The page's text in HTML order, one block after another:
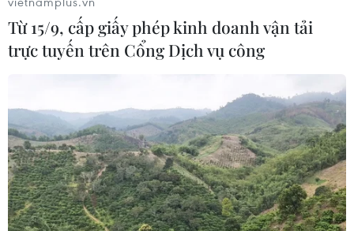
Từ 15/9, cấp giấy phép kinh doanh vận tải
trực tuyến trên Cổng Dịch vụ công